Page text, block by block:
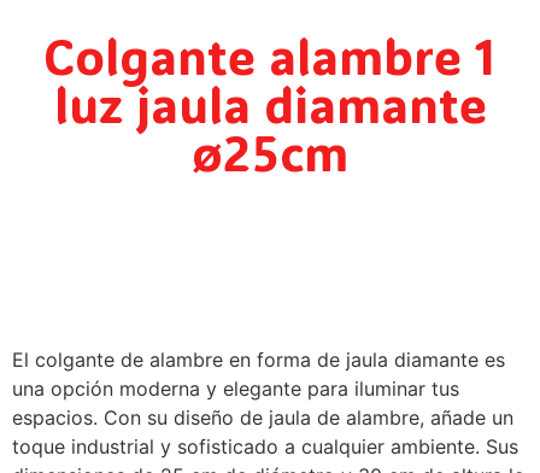
Colgante alambre 1
luz jaula diamante
ø25cm
El colgante de alambre en forma de jaula diamante es
una opción moderna y elegante para iluminar tus
espacios. Con su diseño de jaula de alambre, añade un
toque industrial y sofisticado a cualquier ambiente. Sus